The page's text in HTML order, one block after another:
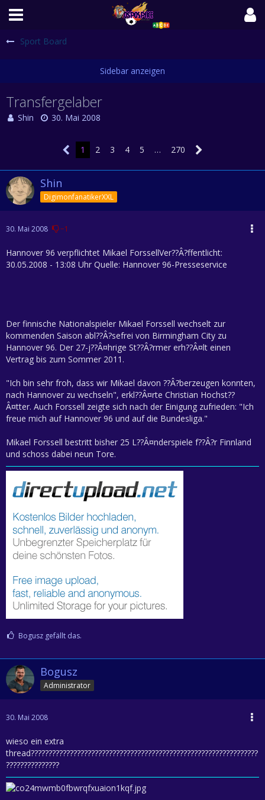
Sport Board
Transfergelaber
Shin 30. Mai 2008
1 2 3 4 5 … 270
Shin
DigimonfanatikerXXL
30. Mai 2008 −1
Hannover 96 verpflichtet Mikael ForssellVer??Â?ffentlicht:
30.05.2008 - 13:08 Uhr Quelle: Hannover 96-Presseservice
Der finnische Nationalspieler Mikael Forssell wechselt zur
kommenden Saison abl??Â?sefrei von Birmingham City zu
Hannover 96. Der 27-j??Â¤hrige St??Â?rmer erh??Â¤lt einen
Vertrag bis zum Sommer 2011.
"Ich bin sehr froh, dass wir Mikael davon ??Â?berzeugen konnten,
nach Hannover zu wechseln", erkl??Â¤rte Christian Hochst??
Â¤tter. Auch Forssell zeigte sich nach der Einigung zufrieden: "Ich
freue mich auf Hannover 96 und auf die Bundesliga."
Mikael Forssell bestritt bisher 25 L??Â¤nderspiele f??Â?r Finnland
und schoss dabei neun Tore.
Bogusz gefällt das.
Bogusz
Administrator
30. Mai 2008
wieso ein extra
thread????????????????????????????????????????????????????????????????
???????????????